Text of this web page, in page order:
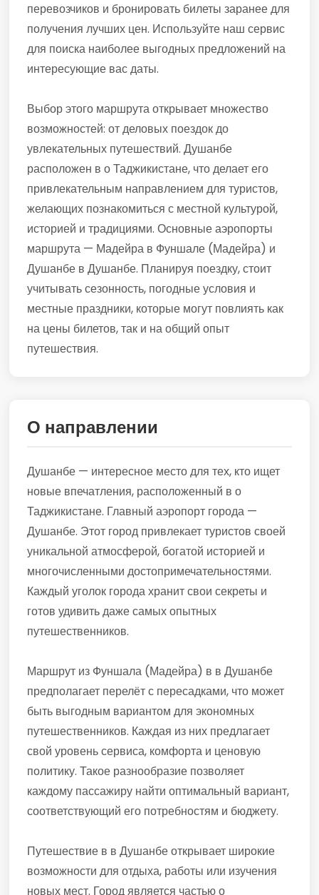
перевозчиков и бронировать билеты заранее для
получения лучших цен. Используйте наш сервис
для поиска наиболее выгодных предложений на
интересующие вас даты.
Выбор этого маршрута открывает множество
возможностей: от деловых поездок до
увлекательных путешествий. Душанбе
расположен в о Таджикистане, что делает его
привлекательным направлением для туристов,
желающих познакомиться с местной культурой,
историей и традициями. Основные аэропорты
маршрута — Мадейра в Фуншале (Мадейра) и
Душанбе в Душанбе. Планируя поездку, стоит
учитывать сезонность, погодные условия и
местные праздники, которые могут повлиять как
на цены билетов, так и на общий опыт
путешествия.
О направлении
Душанбе — интересное место для тех, кто ищет
новые впечатления, расположенный в о
Таджикистане. Главный аэропорт города —
Душанбе. Этот город привлекает туристов своей
уникальной атмосферой, богатой историей и
многочисленными достопримечательностями.
Каждый уголок города хранит свои секреты и
готов удивить даже самых опытных
путешественников.
Маршрут из Фуншала (Мадейра) в в Душанбе
предполагает перелёт с пересадками, что может
быть выгодным вариантом для экономных
путешественников. Каждая из них предлагает
свой уровень сервиса, комфорта и ценовую
политику. Такое разнообразие позволяет
каждому пассажиру найти оптимальный вариант,
соответствующий его потребностям и бюджету.
Путешествие в в Душанбе открывает широкие
возможности для отдыха, работы или изучения
новых мест. Город является частью о